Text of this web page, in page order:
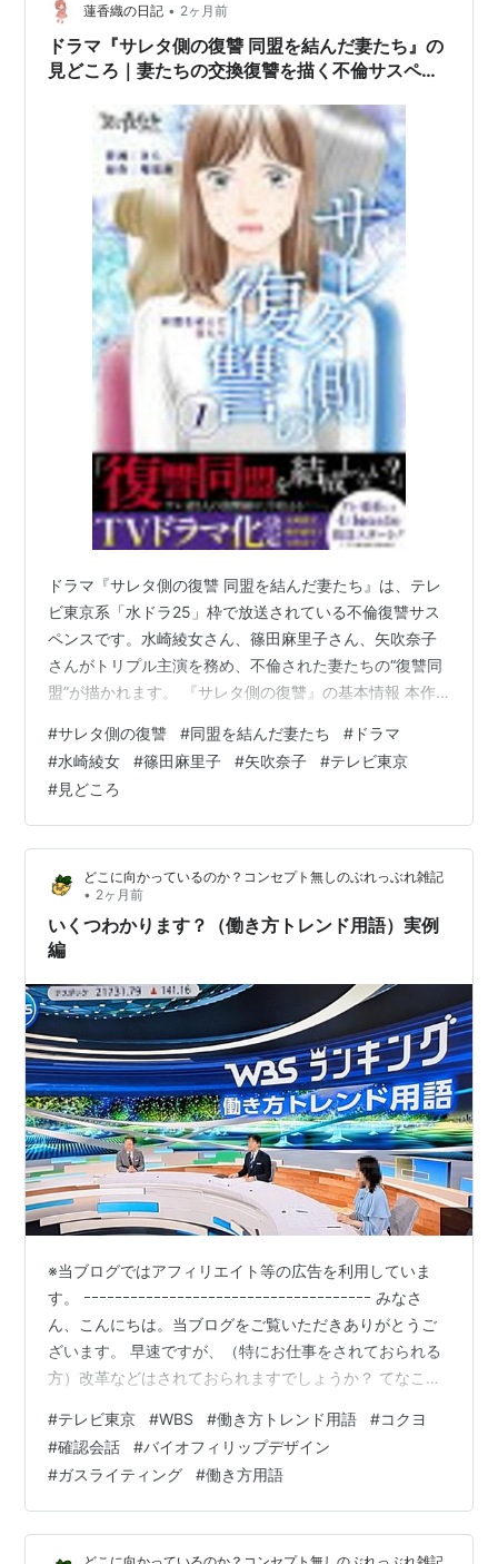
ディズニー関連の番組が他局より多いのもテレビ東京な
らでは。Disney TimeやWAKU! WAKU! TOKYO DISNEY
RESORT等を放送。
ミニ情報や特番なら他局でも放映される場合もあるが、
30分枠や1時間枠ともなるとテレビ東京にはかなわな
サッカー中継
かつて「三菱ダイヤモンド・サッカー」で海外サッカー
情報を伝えるだけでなく、日本で初めてFIFAワールドカ
ップ決勝戦*1生中継も行ったため、コアなサッカーファ
ンから評価が高い。また、Jリーグが始まる前の日本リ
ーグ（JSL）中継も行った*2。
ドーハの悲劇
」を中継したのもテレビ東京で、視聴率
48％を記録した。
だが、日本代表の人気が高まって以降は、ワールドカッ
プの重要な試合で権利を得られず、満足に中継できなく
なってしまった。
2002年の日韓大会では、日本のいたH組のベルギーVS
チュニジア戦を中継。
2003年にもレアル・マドリードvsFC東京*3戦を中継し
高視聴率を上げた。
ルVSクロアチア*4 、準決勝を中継した。
2007アジアカップ最終予選サウジアラビアVS日本戦の
中継権も獲得した。
日本選手権シリーズ
テレビ東京が過去に日本シリーズを中継したのは4度
（1970、1974、2003、2005）。
2003年の福岡ダイエーホークス対阪神タイガース最終
戦で29年振りの悲願を果たした。この時、放映地域を
広げるために録画放送やBSでの生中継で対応したもの
の、地方からの苦情が殺到した。
なお、1998年に日本ハム・ファイターズが首位争いを
していた時には、第4戦*5の中継が考えられていたが、
西武ライオンズに逆転され、かなわなかった。
その翌年の1999年は、第7戦の中継権を推薦されたが、
人口カバー率の問題で最終的に放映権はテレビ朝日が取
ってしまった。
2001年には福岡ダイエーホークスが優勝した場合に中
継が行われる予定だったが、優勝できなかった。
2005年、千葉ロッテマリーンズの優勝により第2戦を放
送。
2006年、北海道日本ハムファイターズの優勝により第4
戦を放送。初の2年連続でのシリーズ中継となった。
パ・リーグプレーオフ
2005年のパ・リーグプレーオフ第2ステージ、福岡ソフ
トバンクホークスと千葉ロッテマリーンズの試合は各社
係の見え方が大きく変わるところです。許されているよ
うで、決して楽ではない。納得し…
蓮香織の日記 • 2ヶ月前
ドラマ『サレタ側の復讐 同盟を結んだ妻たち』の
見どころ｜妻たちの交換復讐を描く不倫サスペン
ドラマ『サレタ側の復讐 同盟を結んだ妻たち』は、テレ
ビ東京系「水ドラ25」枠で放送されている不倫復讐サス
ペンスです。水崎綾女さん、篠田麻里子さん、矢吹奈子
さんがトリプル主演を務め、不倫された妻たちの“復讐同
盟”が描かれます。 『サレタ側の復讐』の基本情報 本作
するために同盟を結ぶ物語です。TVerでも、不倫された3
人の妻たちが夫に“交換復讐”していく復讐同盟を結成する
作品として紹介されています。 ドラマの見どころ 見どこ
ろは、復讐のターゲットが入れ替わる“交換復讐”のスリル
です。妻たちが協力することで、夫たちの隠された顔や
弱点が少しずつ暴かれ…
#サレタ側の復讐 #同盟を結んだ妻たち # ドラマ
#水崎綾女 #篠田麻里子 #矢吹奈子 #テレビ東京
#見どころ
どこに向かっているのか？コンセプト無しのぶれっぶれ雑記
• 2ヶ月前
いくつわかります？（働き方トレンド用語）実例
編
※当ブログではアフィリエイト等の広告を利用していま
す。 ｰｰｰｰｰｰｰｰｰｰｰｰｰｰｰｰｰｰｰｰｰｰｰｰｰｰｰｰｰｰｰｰｰｰｰｰｰ みなさ
ん、こんにちは。当ブログをご覧いただきありがとうご
ざいます。 早速ですが、（特にお仕事をされておられる
方）改革などはされておられますでしょうか？ てなこと
はじめに。。。 ○ ご参考までに（2026.06.04に掲載）
○ ご参考までに（2026.06.05に掲載）■ 気を取り直し
て■ 今回の内容の１コーナーは。。。 ○ ランキングの趣
旨は ○ 参考までに（コクヨ 公式HP）■ 確認会話（７
位） ○ 実…
#テレビ東京 #WBS #働き方トレンド用語 #コクヨ
#確認会話 #バイオフィリップデザイン
#ガスライティング #働き方用語